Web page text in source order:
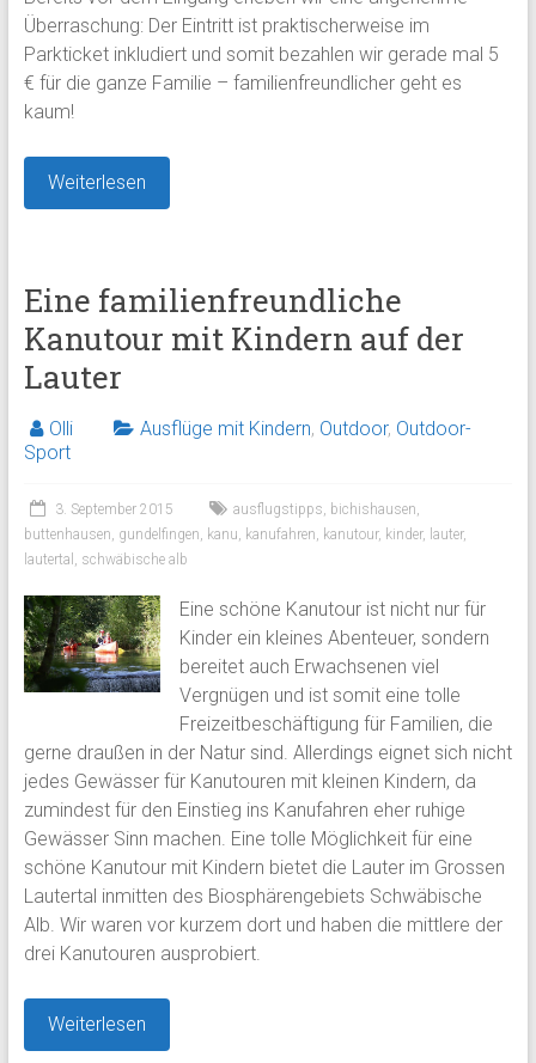
Überraschung: Der Eintritt ist praktischerweise im
Parkticket inkludiert und somit bezahlen wir gerade mal 5
€ für die ganze Familie – familienfreundlicher geht es
kaum!
Weiterlesen
Eine familienfreundliche
Kanutour mit Kindern auf der
Lauter
Olli Ausflüge mit Kindern, Outdoor, Outdoor-
Sport
3. September 2015 ausflugstipps, bichishausen,
buttenhausen, gundelfingen, kanu, kanufahren, kanutour, kinder, lauter,
lautertal , schwäbische alb
Eine schöne Kanutour ist nicht nur für
Kinder ein kleines Abenteuer, sondern
bereitet auch Erwachsenen viel
Vergnügen und ist somit eine tolle
Freizeitbeschäftigung für Familien, die
gerne draußen in der Natur sind. Allerdings eignet sich nicht
jedes Gewässer für Kanutouren mit kleinen Kindern, da
zumindest für den Einstieg ins Kanufahren eher ruhige
Gewässer Sinn machen. Eine tolle Möglichkeit für eine
schöne Kanutour mit Kindern bietet die Lauter im Grossen
Lautertal inmitten des Biosphärengebiets Schwäbische
Alb. Wir waren vor kurzem dort und haben die mittlere der
drei Kanutouren ausprobiert.
Weiterlesen